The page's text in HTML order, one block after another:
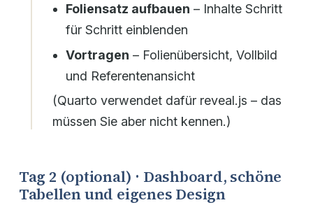
Foliensatz aufbauen – Inhalte Schritt
für Schritt einblenden
Vortragen – Folienübersicht, Vollbild
und Referentenansicht
(Quarto verwendet dafür reveal.js – das
müssen Sie aber nicht kennen.)
Tag 2 (optional) · Dashboard, schöne
Tabellen und eigenes Design